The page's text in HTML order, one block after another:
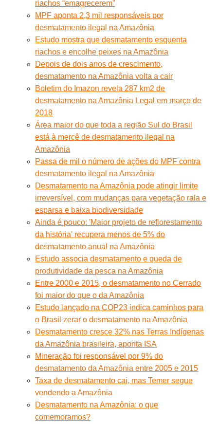
riachos “emagrecerem”
MPF aponta 2,3 mil responsáveis por
desmatamento ilegal na Amazônia
Estudo mostra que desmatamento esquenta
riachos e encolhe peixes na Amazônia
Depois de dois anos de crescimento,
desmatamento na Amazônia volta a cair
Boletim do Imazon revela 287 km2 de
desmatamento na Amazônia Legal em março de
2018
Área maior do que toda a região Sul do Brasil
está à mercê de desmatamento ilegal na
Amazônia
Passa de mil o número de ações do MPF contra
desmatamento ilegal na Amazônia
Desmatamento na Amazônia pode atingir limite
irreversível, com mudanças para vegetação rala e
esparsa e baixa biodiversidade
Ainda é pouco: 'Maior projeto de reflorestamento
da história' recupera menos de 5% do
desmatamento anual na Amazônia
Estudo associa desmatamento e queda de
produtividade da pesca na Amazônia
Entre 2000 e 2015, o desmatamento no Cerrado
foi maior do que o da Amazônia
Estudo lançado na COP23 indica caminhos para
o Brasil zerar o desmatamento na Amazônia
Desmatamento cresce 32% nas Terras Indígenas
da Amazônia brasileira, aponta ISA
Mineração foi responsável por 9% do
desmatamento da Amazônia entre 2005 e 2015
Taxa de desmatamento cai, mas Temer segue
vendendo a Amazônia
Desmatamento na Amazônia: o que
comemoramos?